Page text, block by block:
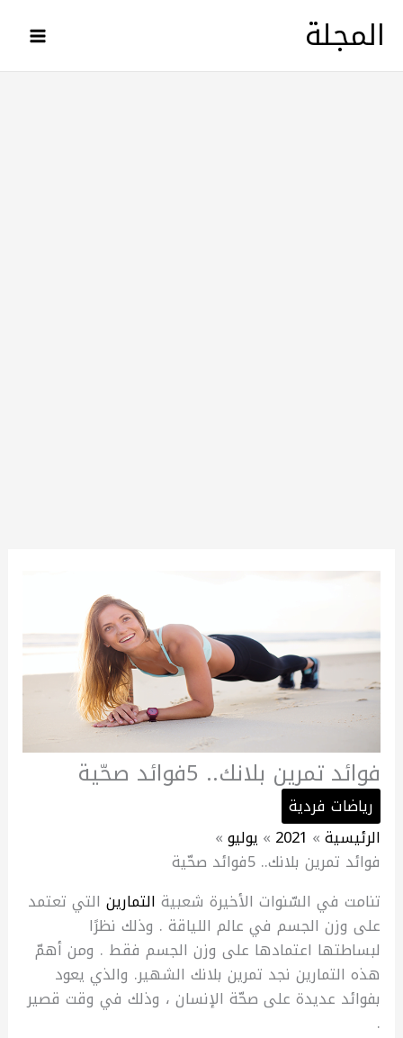
المجلة
فوائد تمرين بلانك.. 5فوائد صحّية
رياضات فردية
الرئيسية
2021
يوليو
فوائد تمرين بلانك.. 5فوائد صحّية
تنامت في السّنوات الأخيرة شعبية التمارين التي تعتمد
على وزن الجسم في عالم اللياقة . وذلك نظرًا
لبساطتها اعتمادها على وزن الجسم فقط . ومن أهمّ
هذه التمارين نجد تمرين بلانك الشهير. والذي يعود
بفوائد عديدة على صحّة الإنسان ، وذلك في وقت قصير
.